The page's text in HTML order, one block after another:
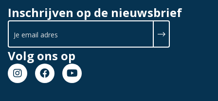
Inschrijven op de nieuwsbrief
Volg ons op